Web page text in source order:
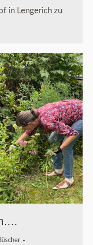
in Lengerich zu